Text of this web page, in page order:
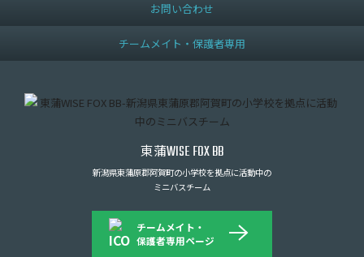
お問い合わせ
チームメイト・保護者専用
東蒲WISE FOX BB
新潟県東蒲原郡阿賀町の小学校を拠点に活動中の
ミニバスチーム
チームメイト・
保護者専用ページ